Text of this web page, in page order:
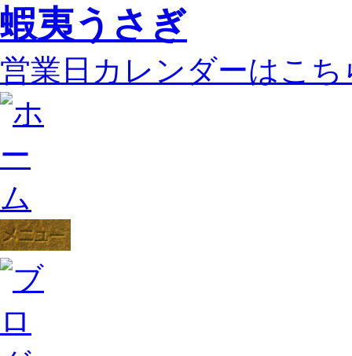
蝦夷うさぎ
営業日カレンダーはこち